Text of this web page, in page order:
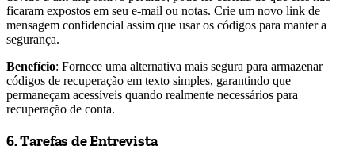
ficaram expostos em seu e-mail ou notas. Crie um novo link de
mensagem confidencial assim que usar os códigos para manter a
segurança.
Benefício: Fornece uma alternativa mais segura para armazenar
códigos de recuperação em texto simples, garantindo que
permaneçam acessíveis quando realmente necessários para
recuperação de conta.
6. Tarefas de Entrevista